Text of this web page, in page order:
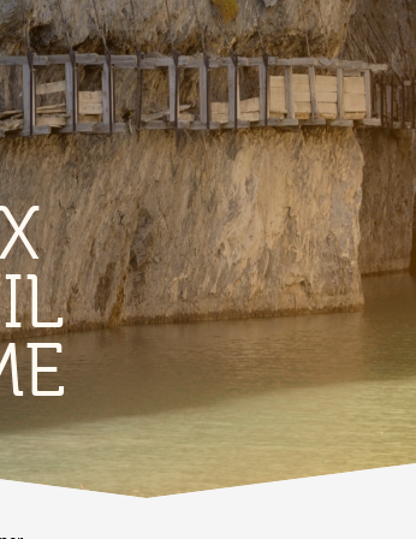
et magasins du terroir
di Conthey
chiese
gallo-romains d'Ardon
antiche